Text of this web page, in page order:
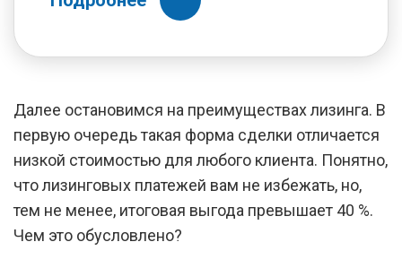
Далее остановимся на преимуществах лизинга. В
первую очередь такая форма сделки отличается
низкой стоимостью для любого клиента. Понятно,
что лизинговых платежей вам не избежать, но,
тем не менее, итоговая выгода превышает 40 %.
Чем это обусловлено?